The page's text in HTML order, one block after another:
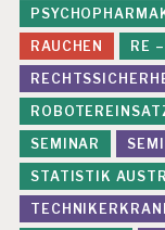
RAUCHEN
RE
SEMINAR
STATISTIK